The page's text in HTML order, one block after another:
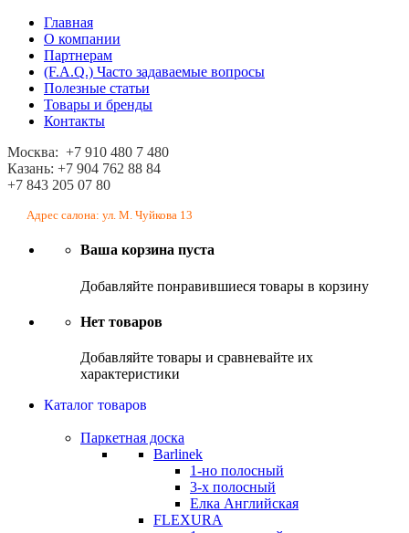
Главная
О компании
Партнерам
(F.A.Q.) Часто задаваемые вопросы
Полезные статьи
Товары и бренды
Контакты
Москва: +7 910 480 7 480
Казань: +7 904 762 88 84
+7 843 205 07 80
Адрес салона: ул. М. Чуйкова 13
Ваша корзина пуста
Добавляйте понравившиеся товары в корзину
Нет товаров
Добавляйте товары и сравневайте их
характеристики
Каталог товаров
Паркетная доска
Barlinek
1-но полосный
3-х полосный
Елка Английская
FLEXURA